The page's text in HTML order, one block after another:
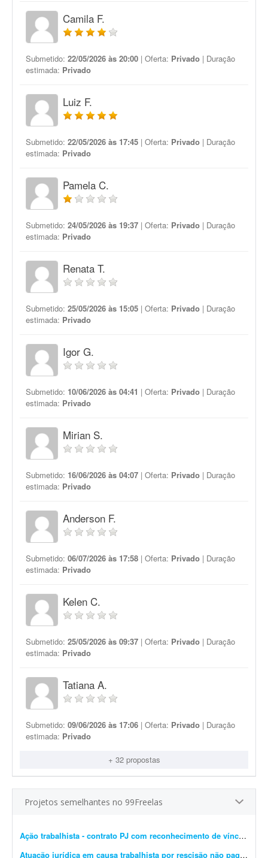
Camila F.
Submetido: 22/05/2026 às 20:00 | Oferta: Privado | Duração
estimada: Privado
Luiz F.
Submetido: 22/05/2026 às 17:45 | Oferta: Privado | Duração
estimada: Privado
Pamela C.
Submetido: 24/05/2026 às 19:37 | Oferta: Privado | Duração
estimada: Privado
Renata T.
Submetido: 25/05/2026 às 15:05 | Oferta: Privado | Duração
estimada: Privado
Igor G.
Submetido: 10/06/2026 às 04:41 | Oferta: Privado | Duração
estimada: Privado
Mirian S.
Submetido: 16/06/2026 às 04:07 | Oferta: Privado | Duração
estimada: Privado
Anderson F.
Submetido: 06/07/2026 às 17:58 | Oferta: Privado | Duração
estimada: Privado
Kelen C.
Submetido: 25/05/2026 às 09:37 | Oferta: Privado | Duração
estimada: Privado
Tatiana A.
Submetido: 09/06/2026 às 17:06 | Oferta: Privado | Duração
estimada: Privado
+ 32 propostas
Projetos semelhantes no 99Freelas
Ação trabalhista - contrato PJ com reconhecimento de vínculo
Atuação jurídica em causa trabalhista por rescisão não paga- Se